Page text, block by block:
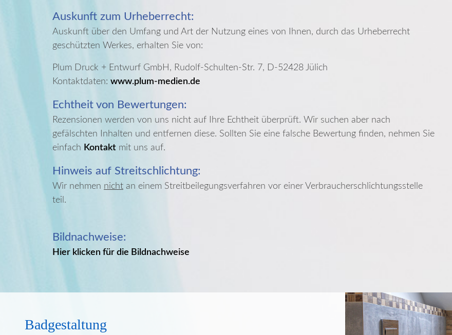
Auskunft zum Urheberrecht:
Auskunft über den Umfang und Art der Nutzung eines von Ihnen, durch das Urheberrecht
geschützten Werkes, erhalten Sie von:
Plum Druck + Entwurf GmbH, Rudolf-Schulten-Str. 7, D-52428 Jülich
Kontaktdaten: www.plum-medien.de
Echtheit von Bewertungen:
Rezensionen werden von uns nicht auf Ihre Echtheit überprüft. Wir suchen aber nach
gefälschten Inhalten und entfernen diese. Sollten Sie eine falsche Bewertung finden, nehmen Sie
einfach Kontakt mit uns auf.
Hinweis auf Streitschlichtung:
Wir nehmen nicht an einem Streitbeilegungsverfahren vor einer Verbraucherschlichtungsstelle
teil.
Bildnachweise:
Hier klicken für die Bildnachweise
Badgestaltung